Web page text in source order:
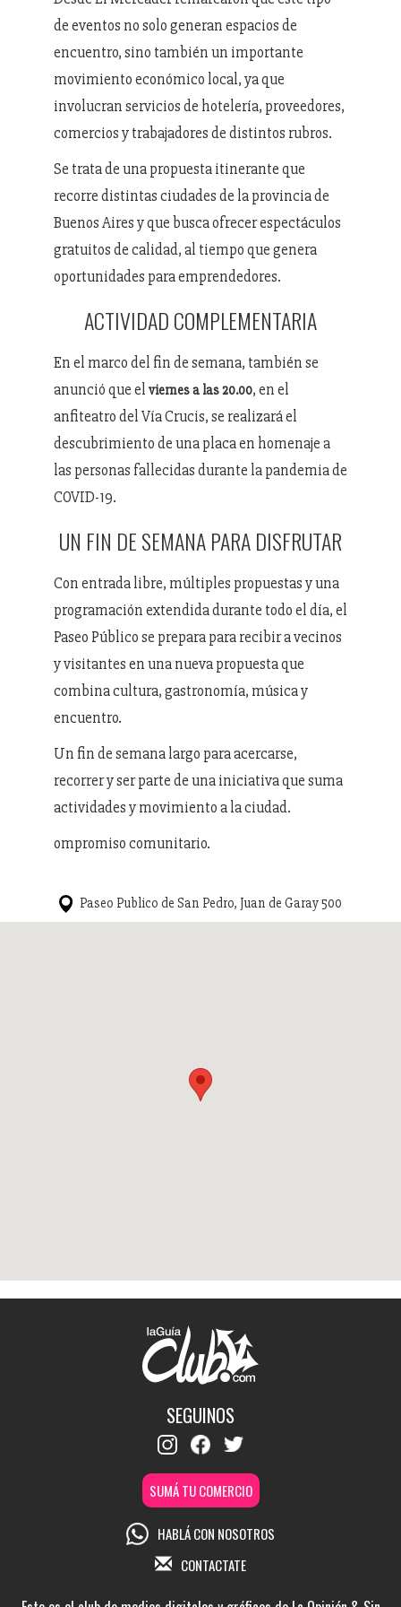
de eventos no solo generan espacios de
encuentro, sino también un importante
movimiento económico local, ya que
involucran servicios de hotelería, proveedores,
comercios y trabajadores de distintos rubros.
Se trata de una propuesta itinerante que
recorre distintas ciudades de la provincia de
Buenos Aires y que busca ofrecer espectáculos
gratuitos de calidad, al tiempo que genera
oportunidades para emprendedores.
ACTIVIDAD COMPLEMENTARIA
En el marco del fin de semana, también se
anunció que el viernes a las 20.00, en el
anfiteatro del Vía Crucis, se realizará el
descubrimiento de una placa en homenaje a
las personas fallecidas durante la pandemia de
COVID-19.
UN FIN DE SEMANA PARA DISFRUTAR
Con entrada libre, múltiples propuestas y una
programación extendida durante todo el día, el
Paseo Público se prepara para recibir a vecinos
y visitantes en una nueva propuesta que
combina cultura, gastronomía, música y
encuentro.
Un fin de semana largo para acercarse,
recorrer y ser parte de una iniciativa que suma
actividades y movimiento a la ciudad.
ompromiso comunitario.
Paseo Publico de San Pedro, Juan de Garay 500
SEGUINOS
SUMÁ TU COMERCIO
HABLÁ CON NOSOTROS
CONTACTATE